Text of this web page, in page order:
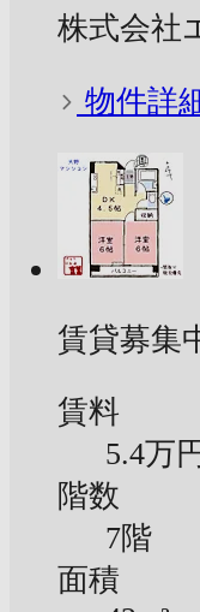
株式会社
物件詳
賃貸募集
賃料
5.4万円
階数
7階
面積